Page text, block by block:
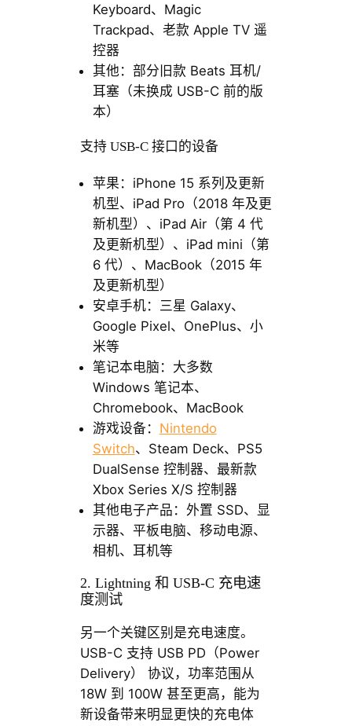
Keyboard、Magic
Trackpad、老款 Apple TV 遥
控器
其他：部分旧款 Beats 耳机/
耳塞（未换成 USB-C 前的版
本）
支持 USB-C 接口的设备
苹果：iPhone 15 系列及更新
机型、iPad Pro（2018 年及更
新机型）、iPad Air（第 4 代
及更新机型）、iPad mini（第
6 代）、MacBook（2015 年
及更新机型）
安卓手机：三星 Galaxy、
Google Pixel、OnePlus、小
米等
笔记本电脑：大多数
Windows 笔记本、
Chromebook、MacBook
游戏设备： Nintendo
Switch、Steam Deck、PS5
DualSense 控制器、最新款
Xbox Series X/S 控制器
其他电子产品：外置 SSD、显
示器、平板电脑、移动电源、
相机、耳机等
2. Lightning 和 USB-C 充电速
度测试
另一个关键区别是充电速度。
USB-C 支持 USB PD（Power
Delivery） 协议，功率范围从
18W 到 100W 甚至更高，能为
新设备带来明显更快的充电体